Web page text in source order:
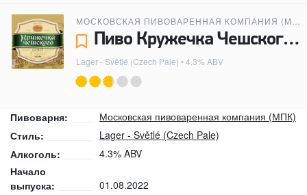
Пиво Кружечка Чешского Gold - Московская пивоваренная компания (МПК)
Lager - Světlé (Czech Pale) • 4.3% ABV
Пивоварня:
Московская пивоваренная компания (МПК)
Стиль:
Lager - Světlé (Czech Pale)
Алкоголь:
4.3% ABV
Начало
выпуска:
01.08.2022